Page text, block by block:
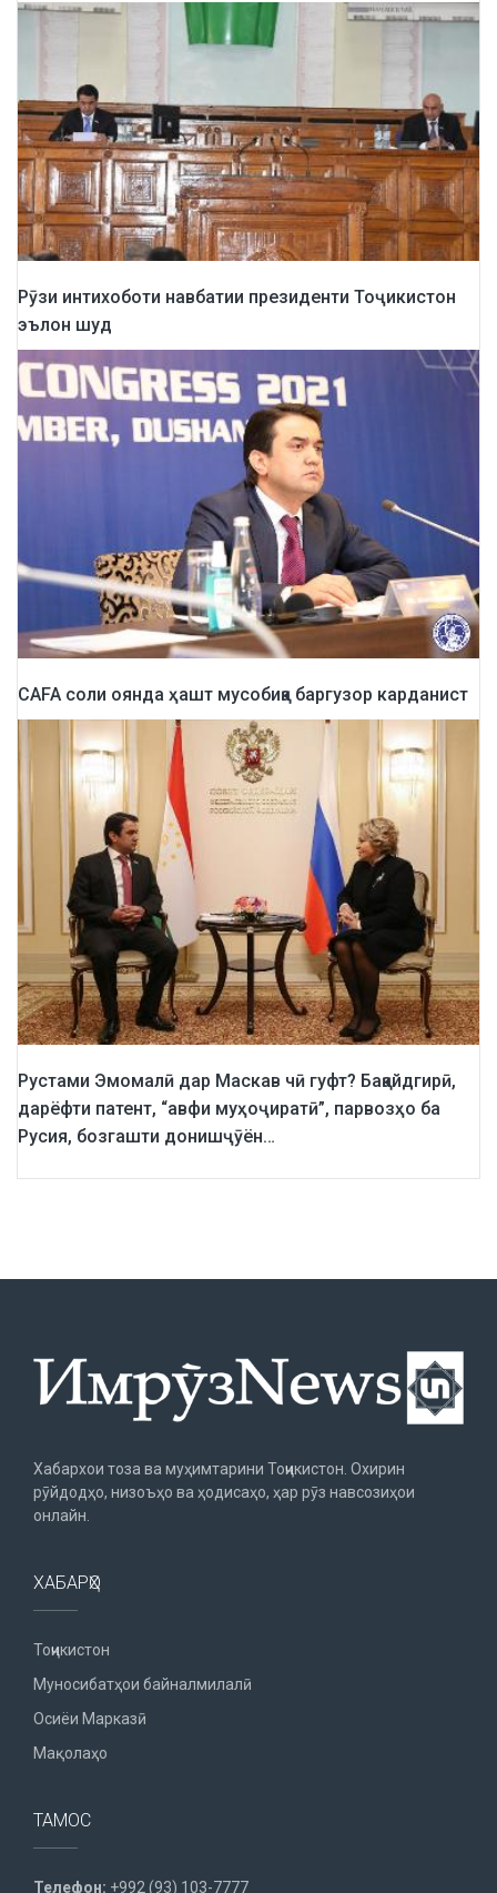
Рӯзи интихоботи навбатии президенти Тоҷикистон
эълон шуд
CAFA соли оянда ҳашт мусобиқа баргузор карданист
Рустами Эмомалӣ дар Маскав чӣ гуфт? Бақайдгирӣ,
дарёфти патент, “авфи муҳоҷиратӣ”, парвозҳо ба
Русия, бозгашти донишҷӯён…
Хабархои тоза ва муҳимтарини Тоҷикистон. Охирин
рӯйдодҳо, низоъҳо ва ҳодисаҳо, ҳар рӯз навсозиҳои
онлайн.
ХАБАРҲО
Тоҷикистон
Муносибатҳои байналмилалӣ
Осиёи Марказӣ
Мақолаҳо
ТАМОС
Телефон: +992 (93) 103-7777